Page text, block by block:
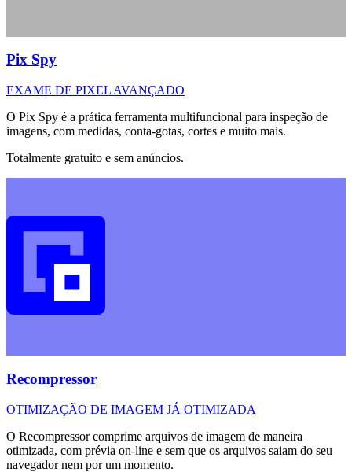
Pix Spy
EXAME DE PIXEL AVANÇADO
O Pix Spy é a prática ferramenta multifuncional para inspeção de
imagens, com medidas, conta-gotas, cortes e muito mais.
Totalmente gratuito e sem anúncios.
Recompressor
OTIMIZAÇÃO DE IMAGEM JÁ OTIMIZADA
O Recompressor comprime arquivos de imagem de maneira
otimizada, com prévia on-line e sem que os arquivos saiam do seu
navegador nem por um momento.